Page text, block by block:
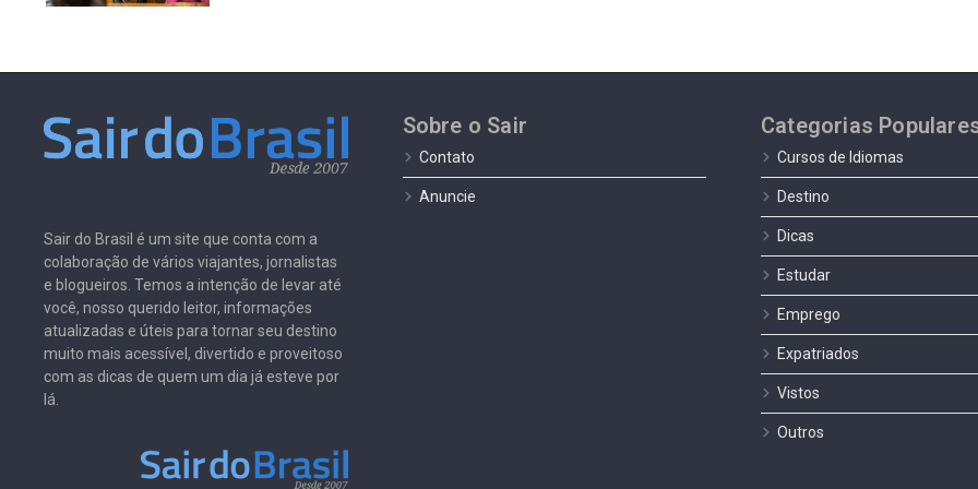
Sair do Brasil é um site que conta com a
colaboração de vários viajantes, jornalistas
e blogueiros. Temos a intenção de levar até
você, nosso querido leitor, informações
atualizadas e úteis para tornar seu destino
muito mais acessível, divertido e proveitoso
com as dicas de quem um dia já esteve por
lá.
Sobre o Sair
Contato
Anuncie
Categorias
Cursos de Idiomas
Destino
Dicas
Estudar
Emprego
Expatriados
Vistos
Outros